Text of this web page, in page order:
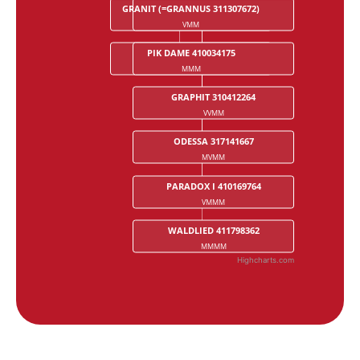
GRANIT (=GRANNUS 311307672)
VMM
PIK DAME 410034175
MMM
CAPITOL I 210615475
KUERETTE 210209573
GRAPHIT 310412264
VVMM
ODESSA 317141667
MVMM
PARADOX I 410169764
VMMM
WALDLIED 411798362
MMMM
Highcharts.com